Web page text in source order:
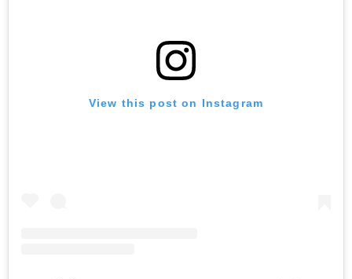
View this post on Instagram